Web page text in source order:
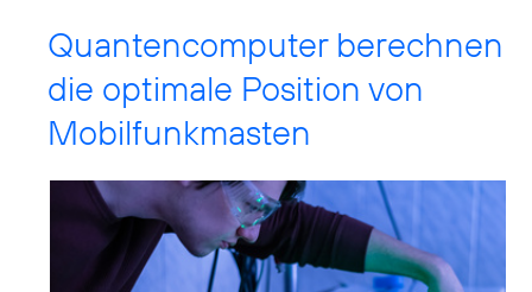
Quantencomputer berechnen
die optimale Position von
Mobilfunkmasten